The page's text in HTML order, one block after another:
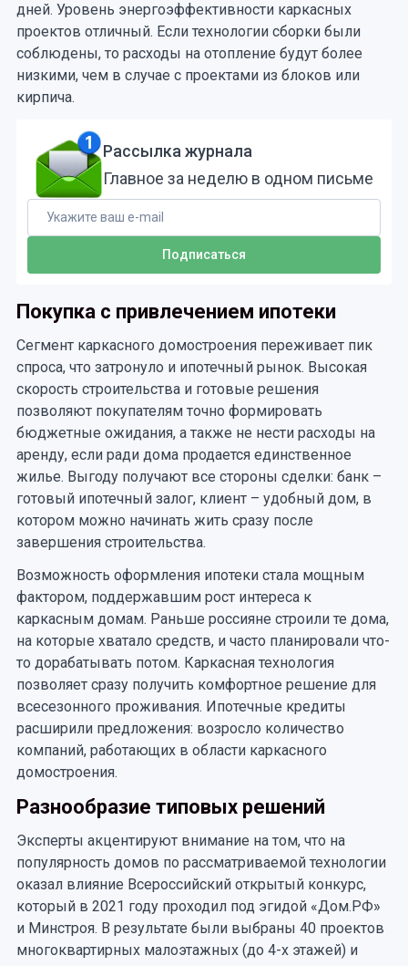
дней. Уровень энергоэффективности каркасных
проектов отличный. Если технологии сборки были
соблюдены, то расходы на отопление будут более
низкими, чем в случае с проектами из блоков или
кирпича.
Рассылка журнала
Главное за неделю в одном письме
Покупка с привлечением ипотеки
Сегмент каркасного домостроения переживает пик
спроса, что затронуло и ипотечный рынок. Высокая
скорость строительства и готовые решения
позволяют покупателям точно формировать
бюджетные ожидания, а также не нести расходы на
аренду, если ради дома продается единственное
жилье. Выгоду получают все стороны сделки: банк –
готовый ипотечный залог, клиент – удобный дом, в
котором можно начинать жить сразу после
завершения строительства.
Возможность оформления ипотеки стала мощным
фактором, поддержавшим рост интереса к
каркасным домам. Раньше россияне строили те дома,
на которые хватало средств, и часто планировали что-
то дорабатывать потом. Каркасная технология
позволяет сразу получить комфортное решение для
всесезонного проживания. Ипотечные кредиты
расширили предложения: возросло количество
компаний, работающих в области каркасного
домостроения.
Разнообразие типовых решений
Эксперты акцентируют внимание на том, что на
популярность домов по рассматриваемой технологии
оказал влияние Всероссийский открытый конкурс,
который в 2021 году проходил под эгидой «Дом.РФ»
и Минстроя. В результате были выбраны 40 проектов
многоквартирных малоэтажных (до 4-х этажей) и